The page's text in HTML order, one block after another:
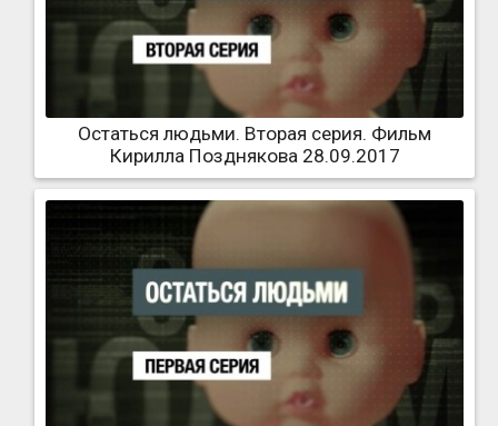
Остаться людьми. Вторая серия. Фильм
Кирилла Позднякова 28.09.2017